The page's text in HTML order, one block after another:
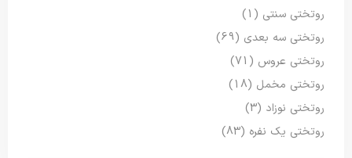
روتختی سنتی (1)
روتختی سه بعدی (69)
روتختی عروس (71)
روتختی مخمل (18)
روتختی نوزاد (3)
روتختی یک نفره (83)